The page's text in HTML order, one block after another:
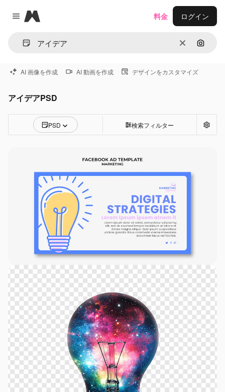
Close menu
Magnific
消去 画像で
料金 ログイン
AI 画像を作成 AI 動画を作成 デザインをカスタマイズ
アイデアPSD
PSD 検索フィルター